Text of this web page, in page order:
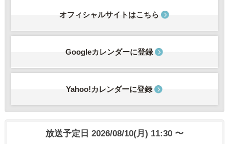
オフィシャルサイトはこちら
Googleカレンダーに登録
Yahoo!カレンダーに登録
放送予定日 2026/08/10(月) 11:30 〜